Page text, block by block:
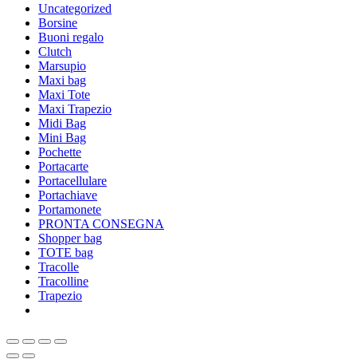
Uncategorized
Borsine
Buoni regalo
Clutch
Marsupio
Maxi bag
Maxi Tote
Maxi Trapezio
Midi Bag
Mini Bag
Pochette
Portacarte
Portacellulare
Portachiave
Portamonete
PRONTA CONSEGNA
Shopper bag
TOTE bag
Tracolle
Tracolline
Trapezio